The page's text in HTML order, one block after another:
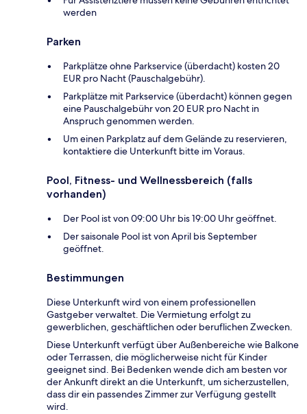
werden
Parken
Parkplätze ohne Parkservice (überdacht) kosten 20
EUR pro Nacht (Pauschalgebühr).
Parkplätze mit Parkservice (überdacht) können gegen
eine Pauschalgebühr von 20 EUR pro Nacht in
Anspruch genommen werden.
Um einen Parkplatz auf dem Gelände zu reservieren,
kontaktiere die Unterkunft bitte im Voraus.
Pool, Fitness- und Wellnessbereich (falls
vorhanden)
Der Pool ist von 09:00 Uhr bis 19:00 Uhr geöffnet.
Der saisonale Pool ist von April bis September
geöffnet.
Bestimmungen
Diese Unterkunft wird von einem professionellen
Gastgeber verwaltet. Die Vermietung erfolgt zu
gewerblichen, geschäftlichen oder beruflichen Zwecken.
Diese Unterkunft verfügt über Außenbereiche wie Balkone
oder Terrassen, die möglicherweise nicht für Kinder
geeignet sind. Bei Bedenken wende dich am besten vor
der Ankunft direkt an die Unterkunft, um sicherzustellen,
dass dir ein passendes Zimmer zur Verfügung gestellt
wird.